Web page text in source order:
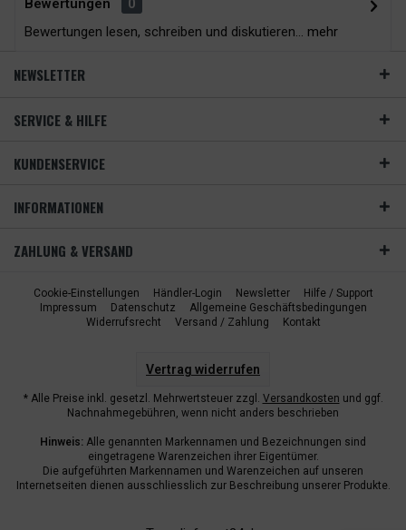
Bewertungen
0
Bewertungen lesen, schreiben und diskutieren... mehr
NEWSLETTER
SERVICE & HILFE
KUNDENSERVICE
INFORMATIONEN
ZAHLUNG & VERSAND
Cookie-Einstellungen Händler-Login Newsletter
Hilfe / Support
Impressum
Datenschutz
Allgemeine Geschäftsbedingungen
Widerrufsrecht
Versand / Zahlung Kontakt
Vertrag widerrufen
* Alle Preise inkl. gesetzl. Mehrwertsteuer zzgl. Versandkosten und ggf.
Nachnahmegebühren, wenn nicht anders beschrieben
Hinweis: Alle genannten Markennamen und Bezeichnungen sind
eingetragene Warenzeichen ihrer Eigentümer.
Die aufgeführten Markennamen und Warenzeichen auf unseren
Internetseiten dienen ausschliesslich zur Beschreibung unserer Produkte.